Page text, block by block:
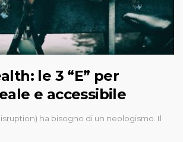
le 3 “E” per
e accessibile
ha bisogno di un neologismo. Il